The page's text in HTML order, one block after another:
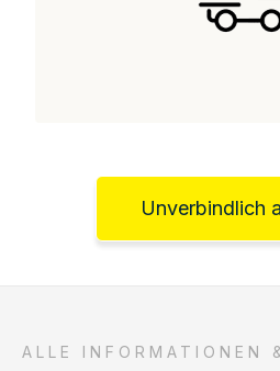
Unverbindlich
ALLE INFORMATIONEN